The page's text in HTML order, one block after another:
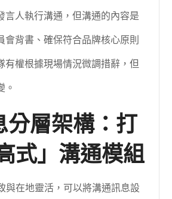
言人執行溝通，但溝通的內容是
會背書、確保符合品牌核心原則
有權根據現場情況微調措辭，但
。
分層架構：打
式」溝通模組
與在地靈活，可以將溝通訊息設